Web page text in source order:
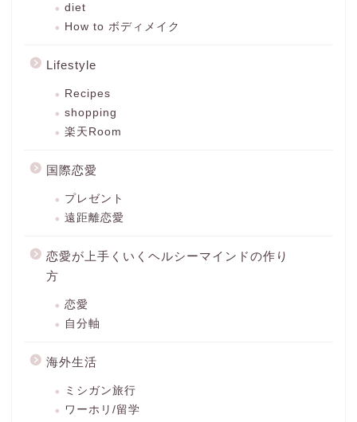
diet
How to ボディメイク
Lifestyle
Recipes
shopping
楽天Room
国際恋愛
プレゼント
遠距離恋愛
恋愛が上手くいくヘルシーマインドの作り
方
恋愛
自分軸
海外生活
ミシガン旅行
ワーホリ/留学